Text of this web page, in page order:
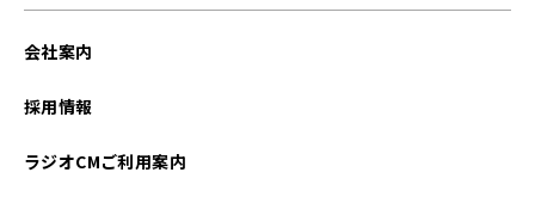
会社案内
採用情報
ラジオCMご利用案内